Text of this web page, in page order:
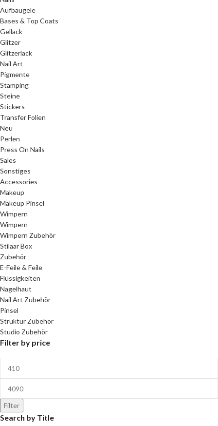
Aufbaugele
Bases & Top Coats
Gellack
Glitzer
Glitzerlack
Nail Art
Pigmente
Stamping
Steine
Stickers
Transfer Folien
Neu
Perlen
Press On Nails
Sales
Sonstiges
Accessories
Makeup
Makeup Pinsel
Wimpern
Wimpern
Wimpern Zubehör
Stilaar Box
Zubehör
E-Feile & Feile
Flüssigkeiten
Nagelhaut
Nail Art Zubehör
Pinsel
Struktur Zubehör
Studio Zubehör
Filter by price
Filter
Search by Title